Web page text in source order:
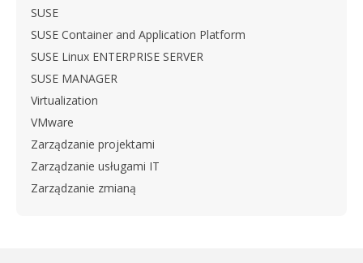
SUSE
SUSE Container and Application Platform
SUSE Linux ENTERPRISE SERVER
SUSE MANAGER
Virtualization
VMware
Zarządzanie projektami
Zarządzanie usługami IT
Zarządzanie zmianą